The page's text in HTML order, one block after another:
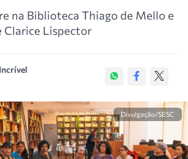
na Biblioteca Thiago de Mello e
Clarice Lispector
Divulgação/SESC